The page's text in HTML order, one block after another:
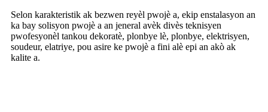
Selon karakteristik ak bezwen reyèl pwojè a, ekip enstalasyon an
ka bay solisyon pwojè a an jeneral avèk divès teknisyen
pwofesyonèl tankou dekoratè, plonbye lè, plonbye, elektrisyen,
soudeur, elatriye, pou asire ke pwojè a fini alè epi an akò ak
kalite a.